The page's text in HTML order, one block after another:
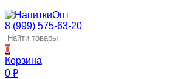
8 (999) 575-63-20
0
Корзина
0 ₽